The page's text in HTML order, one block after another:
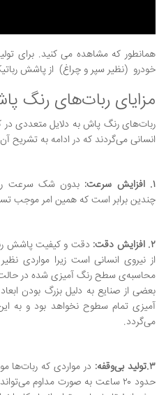
همانطور که مشاهده می کنید. برای
خودرو (نظیر سپر و چراغ) از پاشش
مزایای ربات‌های رنگ
ربات‌های رنگ پاش به دلایل متعددی در
انسانی می‌گردند که در ادامه به تشریح
۱. افزایش سرعت:
بدون شک سرعت
چندین برابر است که همین امر موجب
۲. افزایش دقت:
دقت و کیفیت پاشش
از نیروی انسانی است زیرا مواردی
محاسبه‌ی سطح رنگ آمیزی شده در حالت
بعضی از صنایع به دلیل بزرگ بودن
آمیزی تمام سطوح نخواهد بود و به
می‌گردد.
۳.تولید بی‌وقفه:
در مواردی که ربات‌ها
حدود ۲۰ ساعت به صورت مداوم